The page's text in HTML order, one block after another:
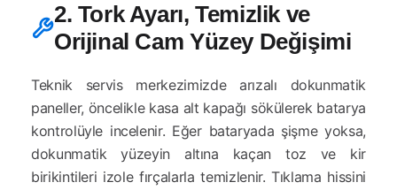
2. Tork Ayarı, Temizlik ve
Orijinal Cam Yüzey Değişimi
Teknik servis merkezimizde arızalı dokunmatik
paneller, öncelikle kasa alt kapağı sökülerek batarya
kontrolüyle incelenir. Eğer bataryada şişme yoksa,
dokunmatik yüzeyin altına kaçan toz ve kir
birikintileri izole fırçalarla temizlenir. Tıklama hissini